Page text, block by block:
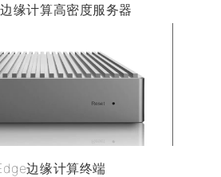
缘计算高密度服务器
边缘计算终端